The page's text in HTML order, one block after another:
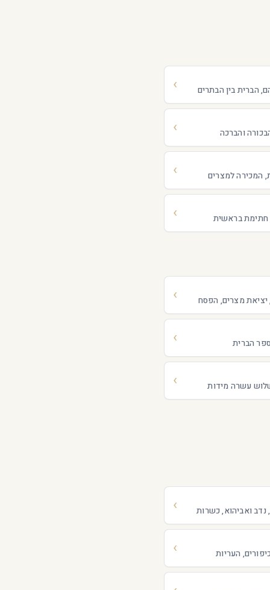
הברית בין הבתרים
והברכה
המכירה למצרים
חתימת בראשית
יציאת מצרים, הפסח
הברית
עשרה מידות
נדב ואביהוא, כשרות
העריות